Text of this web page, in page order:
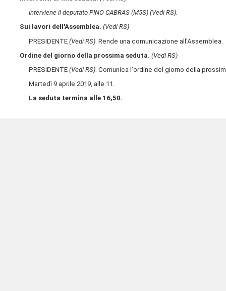
Interviene il deputato PINO CABRAS (M5S)(Vedi RS).
Sui lavori dell'Assemblea. (Vedi RS)
PRESIDENTE(Vedi RS) . Rende una comunicazione all'Assemblea.
Ordine del giorno della prossima seduta. (Vedi RS)
PRESIDENTE(Vedi RS) . Comunica l'ordine del giorno della
Martedì 9 aprile 2019, alle 11.
La seduta termina alle 16,50.